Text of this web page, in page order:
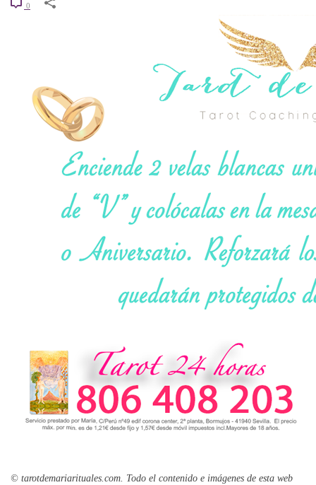
0
© tarotdemariarituales.com. Todo el contenido e imágenes de esta web